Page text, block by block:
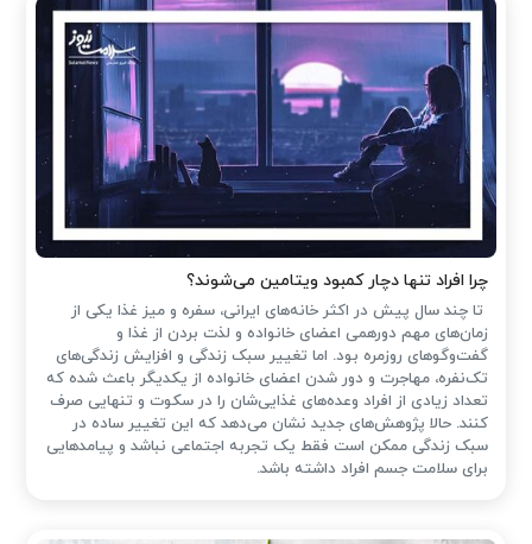
چرا افراد تنها دچار کمبود ویتامین می‌شوند؟
تا چند سال پیش در اکثر خانه‌های ایرانی، سفره و میز غذا یکی از
زمان‌های مهم دورهمی اعضای خانواده و لذت بردن از غذا و
گفت‌وگوهای روزمره بود. اما تغییر سبک زندگی و افزایش زندگی‌های
تک‌نفره، مهاجرت و دور شدن اعضای خانواده از یکدیگر باعث شده که
تعداد زیادی از افراد وعده‌های غذایی‌شان را در سکوت و تنهایی صرف
کنند. حالا پژوهش‌های جدید نشان می‌دهد که این تغییر ساده در
سبک زندگی ممکن است فقط یک تجربه اجتماعی نباشد و پیامدهایی
برای سلامت جسم افراد داشته باشد.